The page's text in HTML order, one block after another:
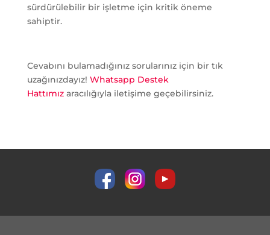
sürdürülebilir bir işletme için kritik öneme
sahiptir.
Cevabını bulamadığınız sorularınız için bir tık
uzağınızdayız! Whatsapp Destek
Hattımızaracılığıyla iletişime geçebilirsiniz.